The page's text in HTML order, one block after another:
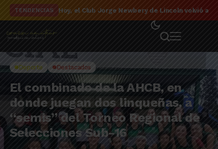
TENDENCIAS El detalle de la campaña de El Linqueño en el
Deporte Destacados
El combinado de la AHCB, en
donde juegan dos linqueñas, a
“semis” del Torneo Regional de
Selecciones Sub-16